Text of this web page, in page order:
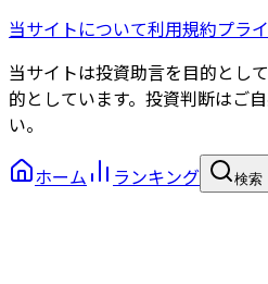
当サイトについて利用規約プラ
当サイトは投資助言を目的とし
的としています。投資判断はご
い。
ホーム
ランキング 検索